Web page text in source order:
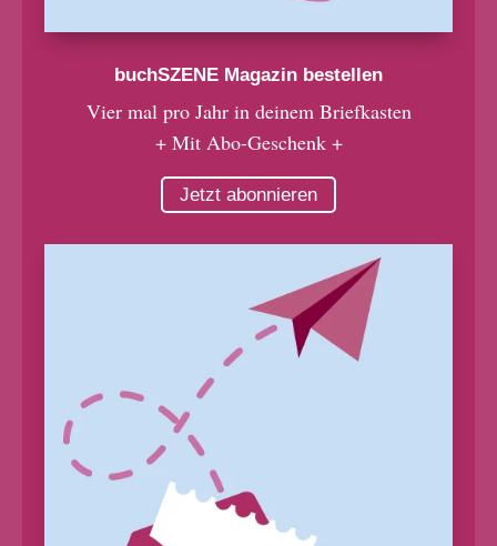
buchSZENE Magazin bestellen
Vier mal pro Jahr in deinem Briefkasten
+ Mit Abo-Geschenk +
Jetzt abonnieren